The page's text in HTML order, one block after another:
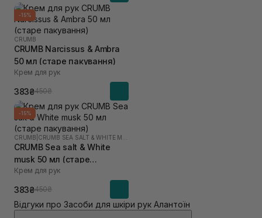
-15%
CRUMB
CRUMB Narcissus & Ambra
50 мл (старе пакування)
Крем для рук
383₴450₴
-15%
CRUMB
CRUMB Sea salt & White
musk 50 мл (старе
пакування)
Крем для рук
383₴450₴
Відгуки про Засоби для шкіри рук Алантоїн